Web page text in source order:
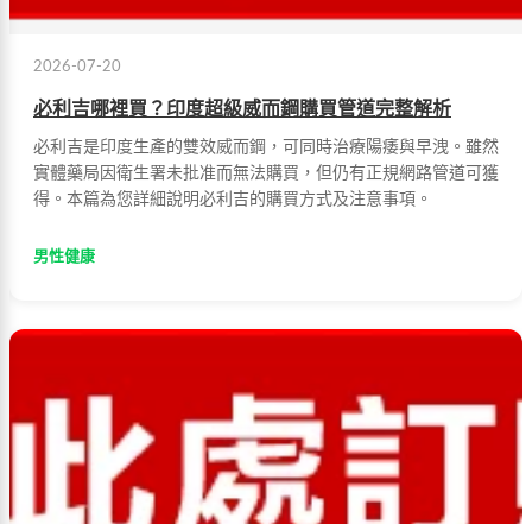
2026-07-20
必利吉哪裡買？印度超級威而鋼購買管道完整解析
必利吉是印度生產的雙效威而鋼，可同時治療陽痿與早洩。雖然
實體藥局因衛生署未批准而無法購買，但仍有正規網路管道可獲
得。本篇為您詳細說明必利吉的購買方式及注意事項。
男性健康